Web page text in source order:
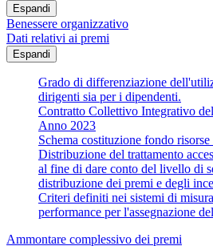
Espandi
Benessere organizzativo
Dati relativi ai premi
Espandi
Grado di differenziazione
dirigenti sia per i dipendenti.
Contratto Collettivo Integrativo
Anno 2023
Schema costituzione fondo
Distribuzione del trattamento
al fine di dare conto del livello di
distribuzione dei premi e degli
Criteri definiti nei sistemi di
performance per l'assegnazione
Ammontare complessivo dei premi